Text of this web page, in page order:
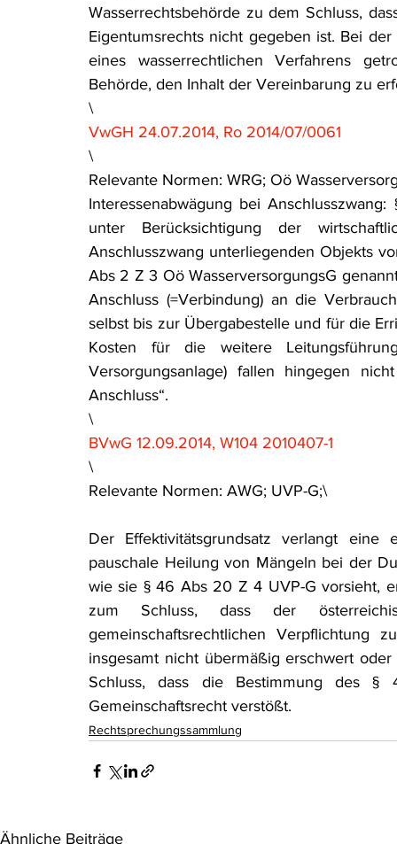
Wasserrechtsbehörde zu dem Schluss,
Eigentumsrechts nicht gegeben ist. Bei
eines wasserrechtlichen Verfahrens
Behörde, den Inhalt der Vereinbarung zu
\
VwGH 24.07.2014, Ro 2014/07/0061
\
Relevante Normen: WRG; Oö
Interessenabwägung bei
unter Berücksichtigung der
Anschlusszwang unterliegenden Objekts
Abs 2 Z 3 Oö WasserversorgungsG
Anschluss (=Verbindung) an die
selbst bis zur Übergabestelle und für die
Kosten für die weitere
Versorgungsanlage) fallen hingegen
Anschluss“.
\
BVwG 12.09.2014, W104 2010407-1
\
Relevante Normen: AWG; UVP-G;\
Der Effektivitätsgrundsatz verlangt eine
pauschale Heilung von Mängeln bei der
wie sie § 46 Abs 20 Z 4 UVP-G vorsieht,
zum Schluss, dass der
gemeinschaftsrechtlichen
insgesamt nicht übermäßig erschwert
Schluss, dass die Bestimmung
Gemeinschaftsrecht verstößt.
Rechtsprechungssammlung
Ähnliche Beiträge